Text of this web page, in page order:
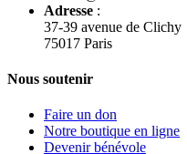
Adresse :
37-39 avenue de Clichy
75017 Paris
Nous soutenir
Faire un don
Notre boutique en ligne
Devenir bénévole